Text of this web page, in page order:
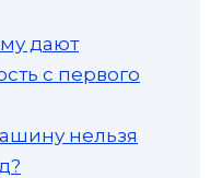
дают
с первого
нельзя